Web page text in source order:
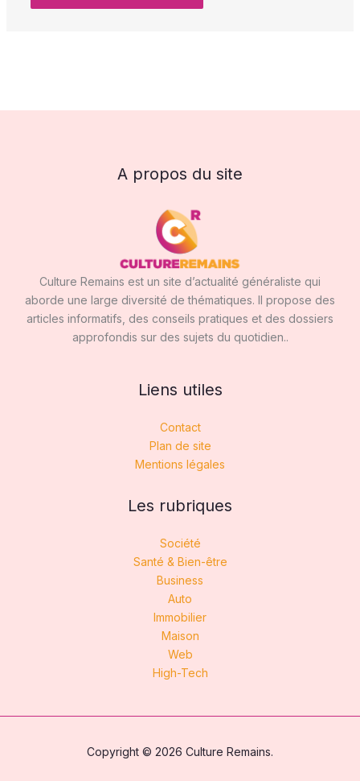
A propos du site
Culture Remains est un site d’actualité généraliste qui
aborde une large diversité de thématiques. Il propose des
articles informatifs, des conseils pratiques et des dossiers
approfondis sur des sujets du quotidien..
Liens utiles
Contact
Plan de site
Mentions légales
Les rubriques
Société
Santé & Bien-être
Business
Auto
Immobilier
Maison
Web
High-Tech
Copyright © 2026 Culture Remains.